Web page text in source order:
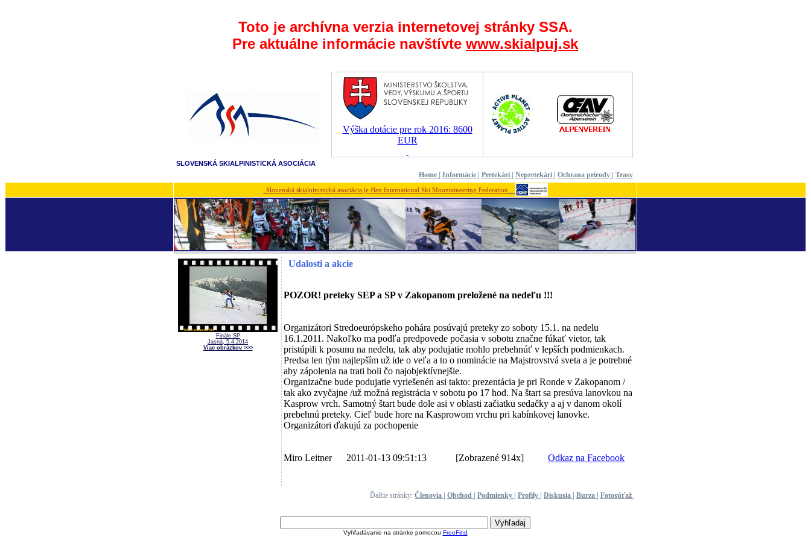
Toto je archívna verzia internetovej stránky SSA.
Pre aktuálne informácie navštívte www.skialpuj.sk
Výška dotácie pre rok 2016: 8600
EUR
SLOVENSKÁ SKIALPINISTICKÁ ASOCIÁCIA
Home Informácie Pretekári Nepretekári Ochrana prírody Trasy
Slovenská skialpinistická asociácia je člen International Ski Mountaineering Federation
Finále SP
Jasná, 5.4.2014
Viac obrázkov >>>
Udalosti a akcie
POZOR! preteky SEP a SP v Zakopanom preložené na nedeľu !!!
Organizátori Stredoeurópskeho pohára posúvajú preteky zo soboty 15.1. na nedelu
16.1.2011. Nakoľko ma podľa predpovede počasia v sobotu značne fúkať vietor, tak
pristúpili k posunu na nedelu, tak aby podujatie mohlo prebehnúť v lepších podmienkach.
Predsa len tým najlepším už ide o veľa a to o nominácie na Majstrovstvá sveta a je potrebné
aby zápolenia na trati boli čo najobjektívnejšie.
Organizačne bude podujatie vyriešenén asi takto: prezentácia je pri Ronde v Zakopanom /
tak ako zvyčajne /už možná registrácia v sobotu po 17 hod. Na štart sa presúva lanovkou na
Kasprow vrch. Samotný štart bude dole asi v oblasti začiatku sedačky a aj v danom okolí
prebehnú preteky. Cieľ bude hore na Kasprowom vrchu pri kabínkovej lanovke.
Organizátori ďakujú za pochopenie
Miro Leitner 2011-01-13 09:51:13 [Zobrazené 914x] Odkaz na Facebook
Ďalšie stránky: Členovia Obchod Podmienky Profily Diskusia Burza Fotosúťaž
Vyhľadávanie na stránke pomocou FreeFind